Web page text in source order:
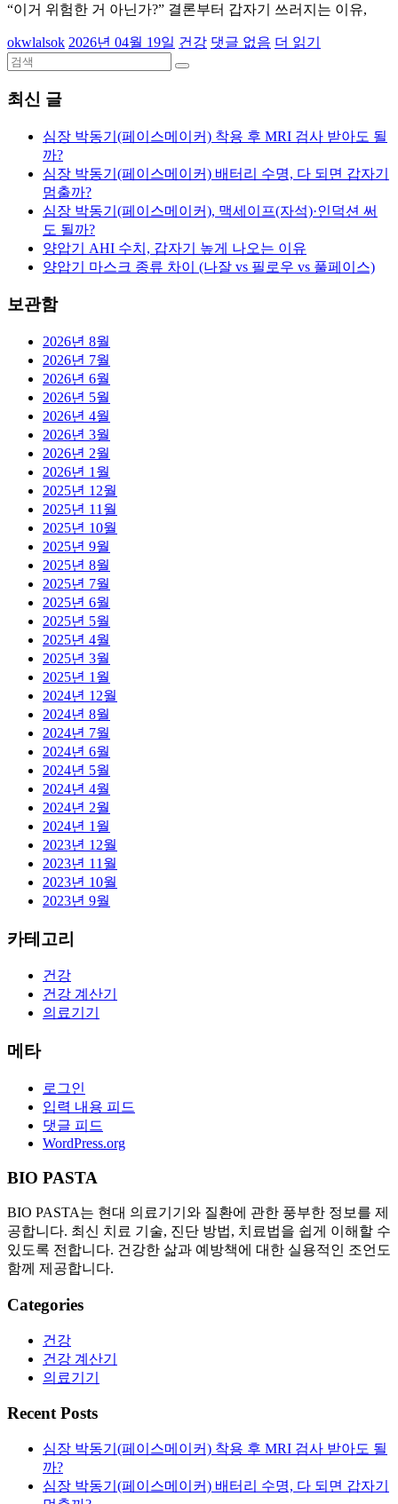
“이거 위험한 거 아닌가?” 결론부터 갑자기 쓰러지는 이유,
okwlalsok 2026년 04월 19일 건강 댓글 없음 더 읽기
최신 글
심장 박동기(페이스메이커) 착용 후 MRI 검사 받아도 될
까?
심장 박동기(페이스메이커) 배터리 수명, 다 되면 갑자기
멈출까?
심장 박동기(페이스메이커), 맥세이프(자석)·인덕션 써
도 될까?
양압기 AHI 수치, 갑자기 높게 나오는 이유
양압기 마스크 종류 차이 (나잘 vs 필로우 vs 풀페이스)
보관함
2026년 8월
2026년 7월
2026년 6월
2026년 5월
2026년 4월
2026년 3월
2026년 2월
2026년 1월
2025년 12월
2025년 11월
2025년 10월
2025년 9월
2025년 8월
2025년 7월
2025년 6월
2025년 5월
2025년 4월
2025년 3월
2025년 1월
2024년 12월
2024년 8월
2024년 7월
2024년 6월
2024년 5월
2024년 4월
2024년 2월
2024년 1월
2023년 12월
2023년 11월
2023년 10월
2023년 9월
카테고리
건강
건강 계산기
의료기기
메타
로그인
입력 내용 피드
댓글 피드
WordPress.org
BIO PASTA
BIO PASTA는 현대 의료기기와 질환에 관한 풍부한 정보를 제
공합니다. 최신 치료 기술, 진단 방법, 치료법을 쉽게 이해할 수
있도록 전합니다. 건강한 삶과 예방책에 대한 실용적인 조언도
함께 제공합니다.
Categories
건강
건강 계산기
의료기기
Recent Posts
심장 박동기(페이스메이커) 착용 후 MRI 검사 받아도 될
까?
심장 박동기(페이스메이커) 배터리 수명, 다 되면 갑자기